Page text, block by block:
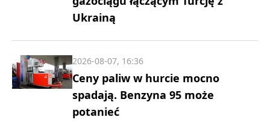
Ukrainą
Ceny paliw w hurcie mocno
spadają. Benzyna 95 może
potanieć
2026-08-07, 16:36